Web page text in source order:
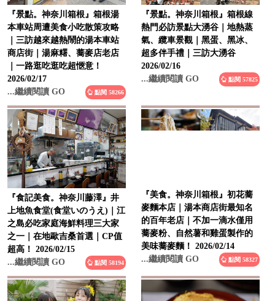
『景點。神奈川箱根』箱根湯
本車站周遭美食小吃散策攻略
｜三訪越來越熱鬧的湯本車站
商店街｜湯麻糬、蕎麥店老店
｜一路逛吃逛吃超愜意！
2026/02/17
...繼續閱讀 GO
點閱 58266
『景點。神奈川箱根』箱根線
熱門必訪景點大湧谷｜地熱蒸
氣、纜車景觀｜黑蛋、黑冰、
超多伴手禮｜三訪大湧谷
2026/02/16
...繼續閱讀 GO
點閱 57825
『食記美食。神奈川藤澤』井
上地魚食堂(食堂いのうえ)｜江
之島必吃家庭海鮮料理三大家
之一｜在地歐吉桑首選｜CP值
超高！ 2026/02/15
...繼續閱讀 GO
點閱 58194
『美食。神奈川箱根』初花蕎
麥麵本店｜湯本商店街最知名
的百年老店｜不加一滴水僅用
蕎麥粉、自然薯和雞蛋製作的
美味蕎麥麵！ 2026/02/14
...繼續閱讀 GO
點閱 58327